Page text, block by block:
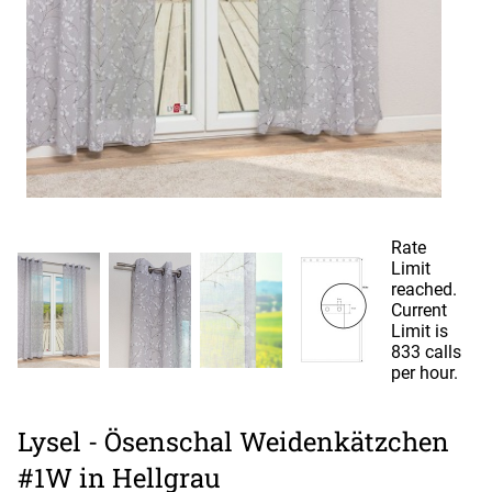
Rate
Limit
reached.
Current
Limit is
833 calls
per hour.
Lysel - Ösenschal Weidenkätzchen
#1W in Hellgrau